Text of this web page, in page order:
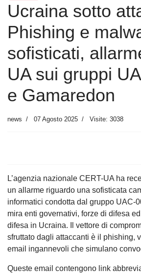
Ucraina sotto
Phishing e
sofisticati,
UA sui gruppi
e Gamaredon
news 07 Agosto 2025 Visite: 3038
L’agenzia nazionale CERT-UA ha
un allarme riguardo una sofisticata
informatici condotta dal gruppo UAC-
mira enti governativi, forze di difesa
difesa in Ucraina. Il vettore di
sfruttato dagli attaccanti è il phishing,
email ingannevoli che simulano
Queste email contengono link